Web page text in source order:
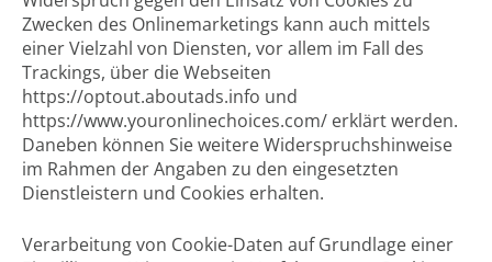
Zwecken des Onlinemarketings kann auch mittels
einer Vielzahl von Diensten, vor allem im Fall des
Trackings, über die Webseiten
https://optout.aboutads.info und
https://www.youronlinechoices.com/ erklärt werden.
Daneben können Sie weitere Widerspruchshinweise
im Rahmen der Angaben zu den eingesetzten
Dienstleistern und Cookies erhalten.
Verarbeitung von Cookie-Daten auf Grundlage einer